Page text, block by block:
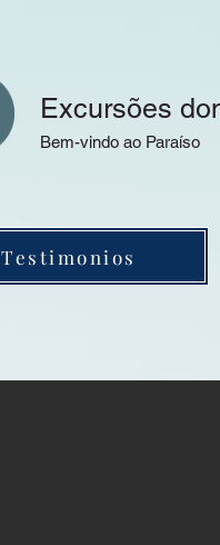
Excursões
Bem-vindo ao Paraíso
Testimonios